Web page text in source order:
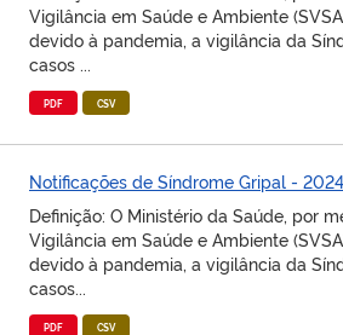
Vigilância em Saúde e Ambiente
devido à pandemia, a vigilância da
casos ...
PDF CSV
Notificações de Síndrome Gripal - 2024
Definição: O Ministério da Saúde, por
Vigilância em Saúde e Ambiente
devido à pandemia, a vigilância da
casos...
PDF CSV